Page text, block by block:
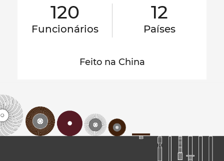
120
Funcionários
12
Países
Feito na China